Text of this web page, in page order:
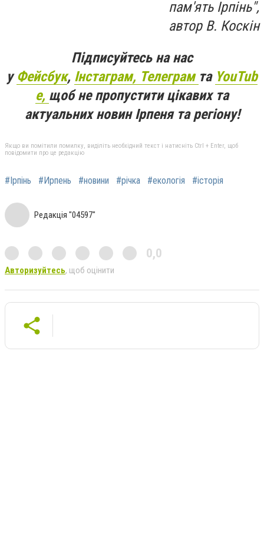
пам'ять Ірпінь",
автор В. Коскін
Підписуйтесь на нас
уФейсбук, Інстаграм, Телеграм та YouTub
e, щоб не пропустити цікавих та
актуальних новин Ірпеня та регіону!
Якщо ви помітили помилку, виділіть необхідний текст і натисніть Ctrl + Enter, щоб
повідомити про це редакцію
#Ірпінь #Ирпень #новини #річка #екологія #історія
Редакція "04597"
0,0
Авторизуйтесь, щоб оцінити